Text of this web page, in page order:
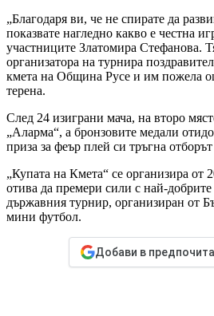
„Благодаря ви, че не спирате да
показвате нагледно какво е честна
участниците Златомира Стефанова.
организатора на турнира
кмета на Община Русе и им пожела
терена.
След 24 изиграни мача, на второ
„Аларма“, а бронзовите медали
приза за феър плей си тръгна
„Купата на Кмета“ се организира от
отива да премери сили с най-добрите
държавния турнир, организиран от
мини футбол.
Добави в